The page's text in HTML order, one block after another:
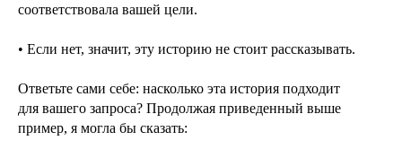
соответствовала вашей цели.
• Если нет, значит, эту историю не стоит рассказывать.
Ответьте сами себе: насколько эта история подходит
для вашего запроса? Продолжая приведенный выше
пример, я могла бы сказать: